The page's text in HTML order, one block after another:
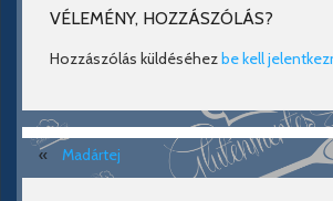
VÉLEMÉNY, HOZZÁSZÓLÁS?
Hozzászólás küldéséhezbe kell
« Madártej